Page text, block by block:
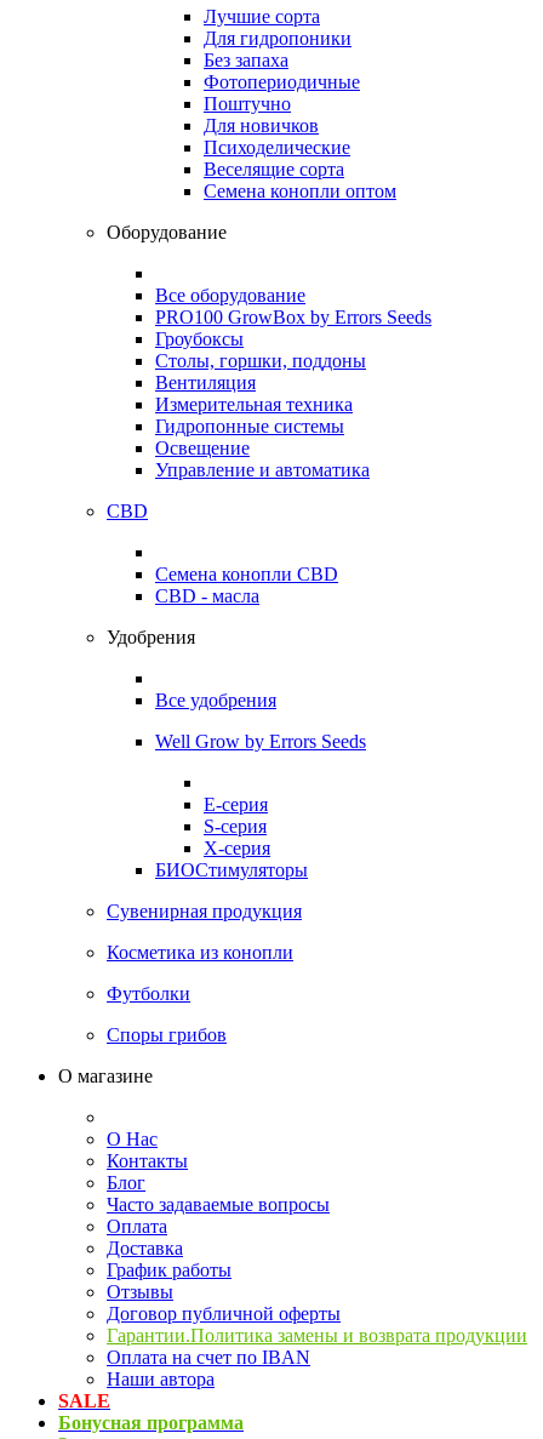
Лучшие сорта
Для гидропоники
Без запаха
Фотопериодичные
Поштучно
Для новичков
Психоделические
Веселящие сорта
Семена конопли оптом
Оборудование
Все оборудование
PRO100 GrowBox by Errors Seeds
Гроубоксы
Столы, горшки, поддоны
Вентиляция
Измерительная техника
Гидропонные системы
Освещение
Управление и автоматика
CBD
Семена конопли CBD
CBD - масла
Удобрения
Все удобрения
Well Grow by Errors Seeds
E-серия
S-серия
X-серия
БИОСтимуляторы
Сувенирная продукция
Косметика из конопли
Футболки
Споры грибов
О магазине
О Нас
Контакты
Блог
Часто задаваемые вопросы
Оплата
Доставка
График работы
Отзывы
Договор публичной оферты
Гарантии.Политика замены и возврата продукции
Оплата на счет по IBAN
Наши автора
SALE
Бонусная программа